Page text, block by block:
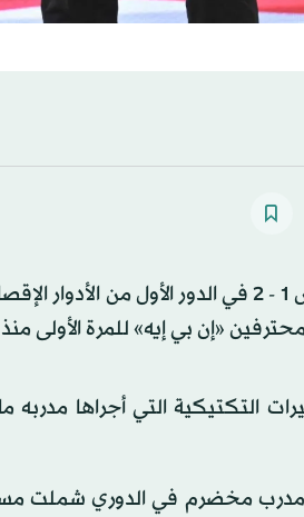
«إن بي إيه» للمرة الأولى منذ عام
التكتيكية التي أجراها
عاماً)، وهو مدرب مخضرم في الدوري